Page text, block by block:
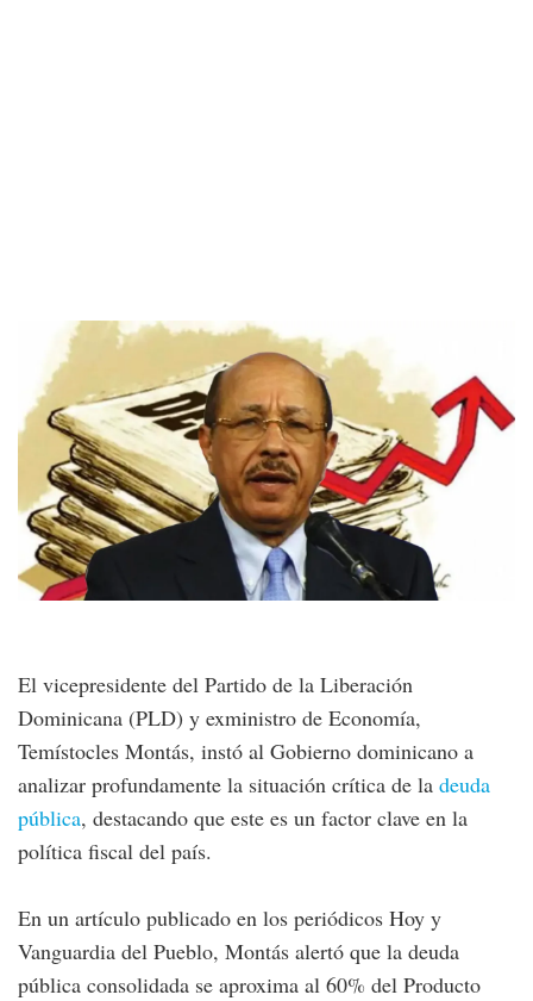
El vicepresidente del Partido de la Liberación
Dominicana (PLD) y exministro de Economía,
Temístocles Montás, instó al Gobierno dominicano a
analizar profundamente la situación crítica de la deuda
pública, destacando que este es un factor clave en la
política fiscal del país.
En un artículo publicado en los periódicos Hoy y
Vanguardia del Pueblo, Montás alertó que la deuda
pública consolidada se aproxima al 60% del Producto